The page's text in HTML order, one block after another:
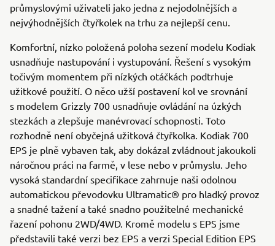
průmyslovými uživateli jako jedna z nejodolnějších a
nejvýhodnějších čtyřkolek na trhu za nejlepší cenu.
Komfortní, nízko položená poloha sezení modelu Kodiak
usnadňuje nastupování i vystupování. Řešení s vysokým
točivým momentem při nízkých otáčkách podtrhuje
užitkové použití. O něco užší postavení kol ve srovnání
s modelem Grizzly 700 usnadňuje ovládání na úzkých
stezkách a zlepšuje manévrovací schopnosti. Toto
rozhodně není obyčejná užitková čtyřkolka. Kodiak 700
EPS je plně vybaven tak, aby dokázal zvládnout jakoukoli
náročnou práci na farmě, v lese nebo v průmyslu. Jeho
vysoká standardní specifikace zahrnuje naši odolnou
automatickou převodovku Ultramatic® pro hladký provoz
a snadné tažení a také snadno použitelné mechanické
řazení pohonu 2WD/4WD. Kromě modelu s EPS jsme
představili také verzi bez EPS a verzi Special Edition EPS